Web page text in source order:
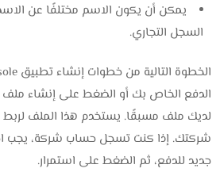
يمكن أن يكون الاسم مختلفًا عن
السجل التجاري.
الدفع الخاص بك أو الضغط على إنشاء
لديك ملف مسبقًا. يستخدم هذا الملف
شركتك. إذا كنت تسجل حساب شركة، يجب
جديد للدفع، ثم الضغط على استمرار.